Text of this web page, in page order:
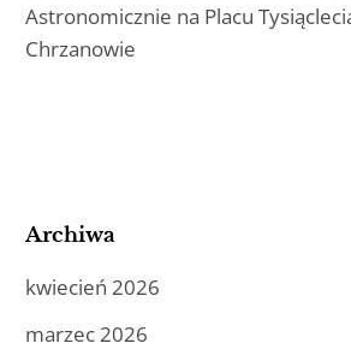
Astronomicznie na Placu
Chrzanowie
Archiwa
kwiecień 2026
marzec 2026